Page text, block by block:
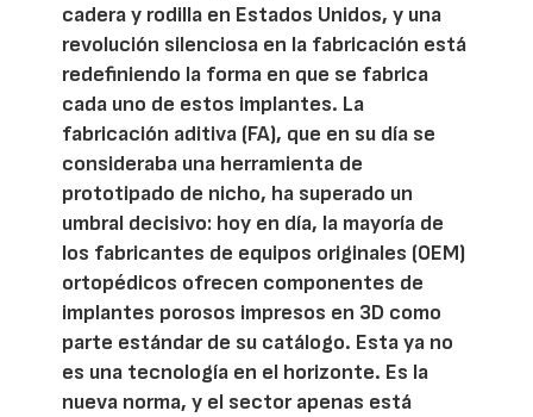
cadera y rodilla en Estados Unidos, y una
revolución silenciosa en la fabricación está
redefiniendo la forma en que se fabrica
cada uno de estos implantes. La
fabricación aditiva (FA), que en su día se
consideraba una herramienta de
prototipado de nicho, ha superado un
umbral decisivo: hoy en día, la mayoría de
los fabricantes de equipos originales (OEM)
ortopédicos ofrecen componentes de
implantes porosos impresos en 3D como
parte estándar de su catálogo. Esta ya no
es una tecnología en el horizonte. Es la
nueva norma, y el sector apenas está